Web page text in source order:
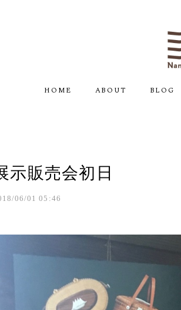
HOME ABOUT BLOG
示販売会初日
06/01 05:46